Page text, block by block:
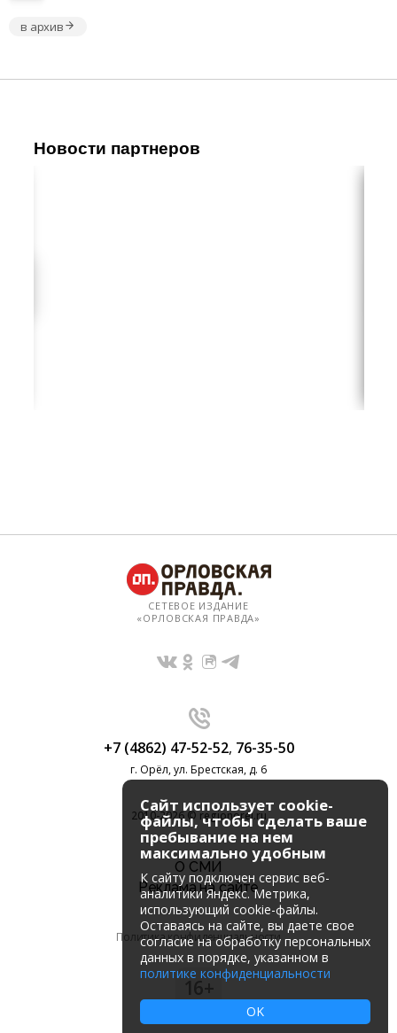
в архив
Новости партнеров
СЕТЕВОЕ ИЗДАНИЕ
«ОРЛОВСКАЯ ПРАВДА»
+7 (4862) 47-52-52, 76-35-50
г. Орёл, ул. Брестская, д. 6
2010-2026 © regionorel.ru
О СМИ
Реклама на сайте
Политика конфиденциальности
16+
Сайт использует cookie-
файлы, чтобы сделать ваше
пребывание на нем
максимально удобным
К cайту подключен сервис веб-
аналитики Яндекс. Метрика,
использующий cookie-файлы.
Оставаясь на сайте, вы даете свое
согласие на обработку персональных
данных в порядке, указанном в
политике конфиденциальности
OK